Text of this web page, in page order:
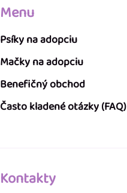
Menu
Psíky na adopciu
Mačky na adopciu
Benefičný obchod
Často kladené otázky (FAQ)
Kontakty